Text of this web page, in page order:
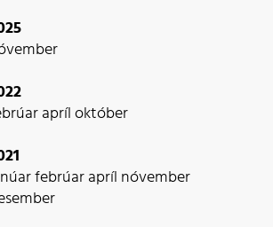
apríloktóber
febrúarapríl nóvember